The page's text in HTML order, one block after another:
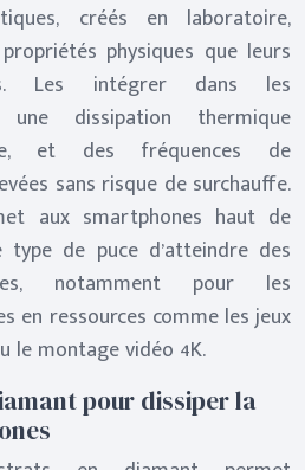
créés en laboratoire,
physiques que leurs
Les intégrer dans les
une dissipation thermique
et des fréquences de
sans risque de surchauffe.
aux smartphones haut de
de puce d’atteindre des
notamment pour les
en ressources comme les jeux
le montage vidéo 4K.
pour dissiper la